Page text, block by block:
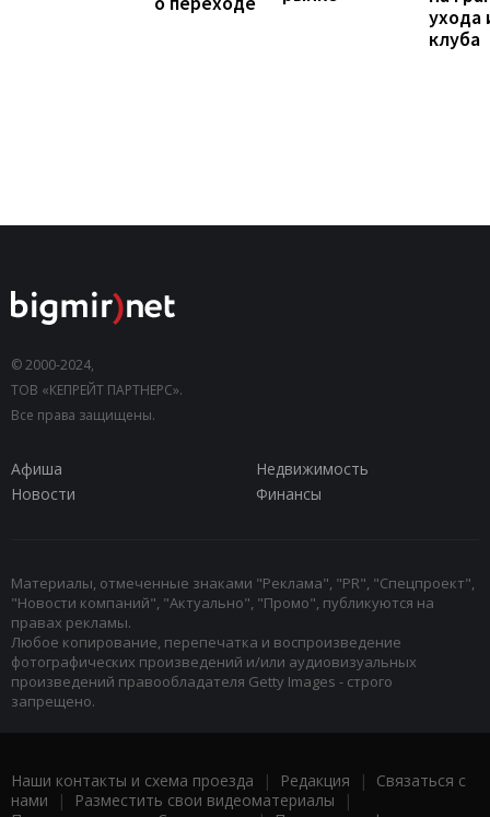
ухода
клуба
© 2000-2024,
ТОВ «КЕПРЕЙТ ПАРТНЕРС».
Все права защищены.
Афиша
Недвижимость
Новости
Финансы
Материалы, отмеченные знаками "Реклама", "PR", "Спецпроект",
"Новости компаний", "Актуально", "Промо", публикуются на
правах рекламы.
Любое копирование, перепечатка и воспроизведение
фотографических произведений и/или аудиовизуальных
произведений правообладателя Getty Images - строго
запрещено.
Наши контакты и схема проезда | Редакция | Связаться с
нами | Разместить свои видеоматериалы |